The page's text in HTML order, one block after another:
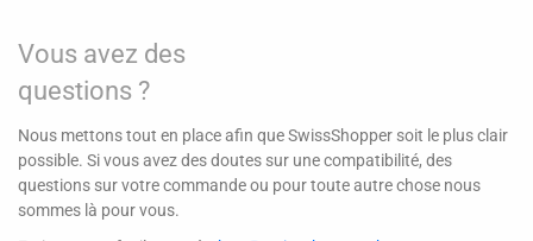
Vous avez des
questions ?
Nous mettons tout en place afin que SwissShopper soit le plus clair
possible. Si vous avez des doutes sur une compatibilité, des
questions sur votre commande ou pour toute autre chose nous
sommes là pour vous.